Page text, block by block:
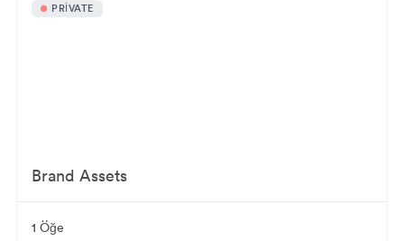
PRIVATE
Brand Assets
1 Öğe